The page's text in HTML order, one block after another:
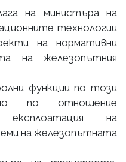
на министъра на
технологии
на нормативни
на железопътния
функции по този
по отношение
на
на железопътната